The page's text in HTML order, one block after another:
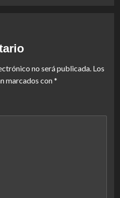
no será publicada. Los
marcados con*